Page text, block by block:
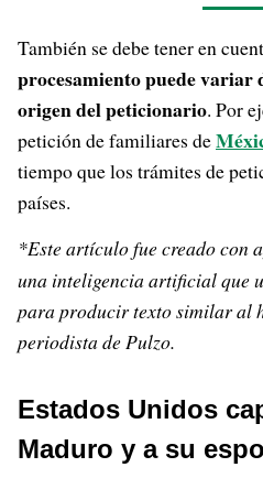
También se debe tener en
procesamiento puede variar
origen del peticionario. Por
petición de familiares de
tiempo que los trámites de
países.
*Este artículo fue creado con
una inteligencia artificial que
para producir texto similar al
periodista de Pulzo.
Estados Unidos
Maduro y a su